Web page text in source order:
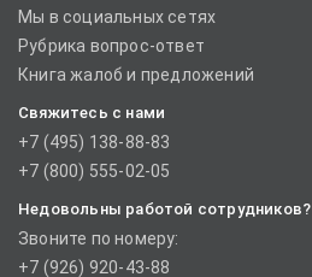
Мы в социальных сетях
Рубрика вопрос-ответ
Книга жалоб и предложений
Свяжитесь с нами
+7 (495) 138-88-83
+7 (800) 555-02-05
Недовольны работой сотрудников?
Звоните по номеру:
+7 (926) 920-43-88